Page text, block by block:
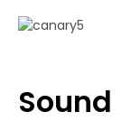
Sound